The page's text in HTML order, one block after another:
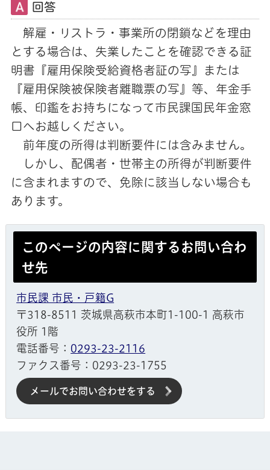
回答
解雇・リストラ・事業所の閉鎖などを理由
とする場合は、失業したことを確認できる証
明書『雇用保険受給資格者証の写』または
『雇用保険被保険者離職票の写』等、年金手
帳、印鑑をお持ちになって市民課国民年金窓
口へお越しください。
前年度の所得は判断要件には含みません。
しかし、配偶者・世帯主の所得が判断要件
に含まれますので、免除に該当しない場合も
あります。
このページの内容に関するお問い合わ
せ先
市民課 市民・戸籍G
〒318-8511 茨城県高萩市本町1-100-1 高萩市
役所 1階
電話番号： 0293-23-2116
ファクス番号：0293-23-1755
メールでお問い合わせをする